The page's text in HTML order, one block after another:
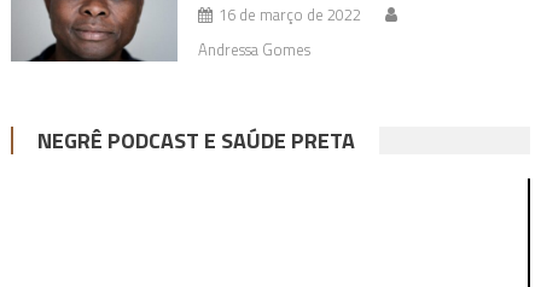
16 de março de 2022
Andressa Gomes
NEGRÊ PODCAST E SAÚDE PRETA